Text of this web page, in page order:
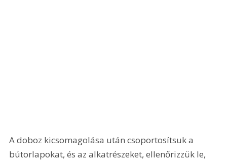
A doboz kicsomagolása után csoportosítsuk a
bútorlapokat, és az alkatrészeket, ellenőrizzük le,